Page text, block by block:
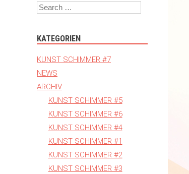
Search
KATEGORIEN
KUNST SCHIMMER #7
NEWS
ARCHIV
KUNST SCHIMMER #5
KUNST SCHIMMER #6
KUNST SCHIMMER #4
KUNST SCHIMMER #1
KUNST SCHIMMER #2
KUNST SCHIMMER #3